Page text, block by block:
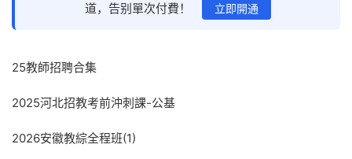
道，告别單次付費！
立即開通
25教師招聘合集
2025河北招教考前沖刺課-公基
2026安徽教綜全程班(1)